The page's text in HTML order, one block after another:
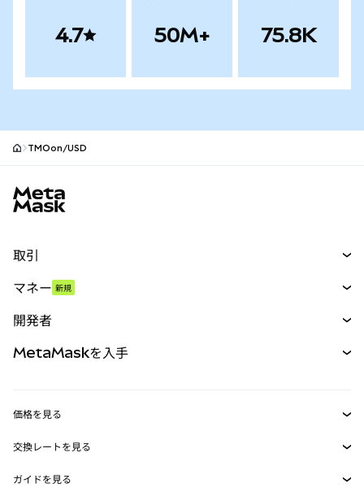
4.7 50M+ 75.8K
TMOon/USD
取引
パーペチュアル
RWA
マネー 新規
開発者
MetaMask Connect
Snaps
MetaMaskを入手
セキュリティ
価格を見る
イーサリアムの価格
Solanaの価格
交換レートを見る
ETH→USD
ガイドを見る